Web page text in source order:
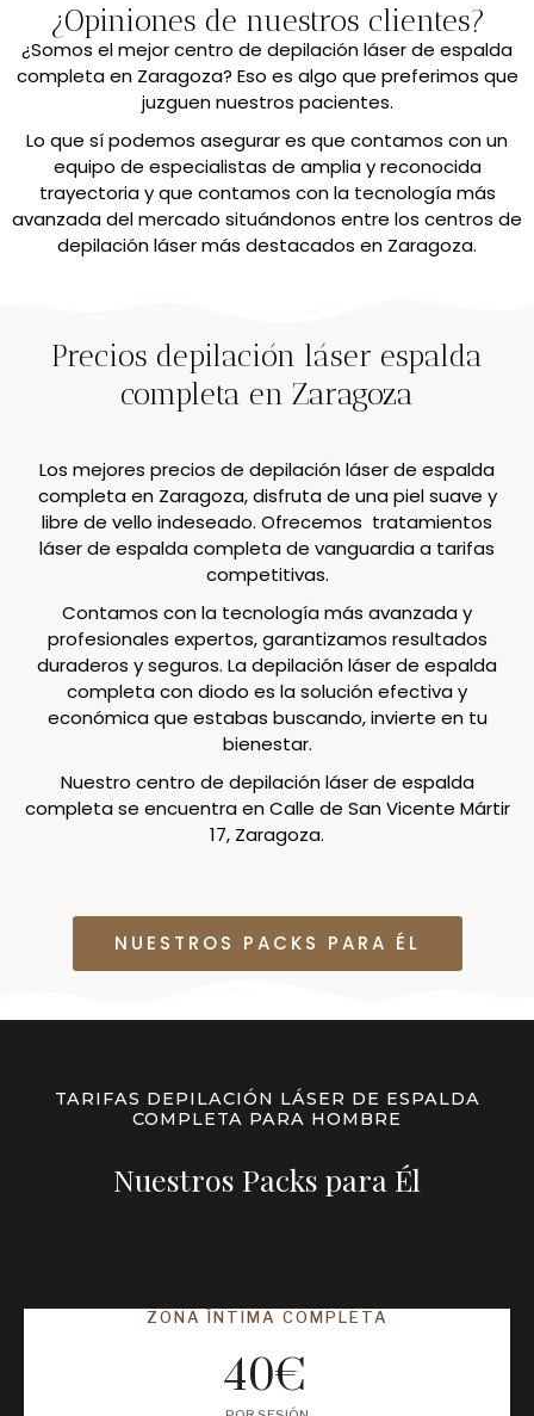
¿Opiniones de nuestros clientes?
¿Somos el mejor centro de depilación láser de espalda
completa en Zaragoza? Eso es algo que preferimos que
juzguen nuestros pacientes.
Lo que sí podemos asegurar es que contamos con un
equipo de especialistas de amplia y reconocida
trayectoria y que contamos con la tecnología más
avanzada del mercado situándonos entre los centros de
depilación láser más destacados en Zaragoza.
Precios depilación láser espalda
completa en Zaragoza
Los mejores precios de depilación láser de espalda
completa en Zaragoza, disfruta de una piel suave y
libre de vello indeseado. Ofrecemos tratamientos
láser de espalda completa de vanguardia a tarifas
competitivas.
Contamos con la tecnología más avanzada y
profesionales expertos, garantizamos resultados
duraderos y seguros. La depilación láser de espalda
completa con diodo es la solución efectiva y
económica que estabas buscando, invierte en tu
bienestar.
Nuestro centro de depilación láser de espalda
completa se encuentra en Calle de San Vicente Mártir
17, Zaragoza.
NUESTROS PACKS PARA ÉL
TARIFAS DEPILACIÓN LÁSER DE ESPALDA
COMPLETA PARA HOMBRE
Nuestros Packs para Él
ZONA ÍNTIMA COMPLETA
40€